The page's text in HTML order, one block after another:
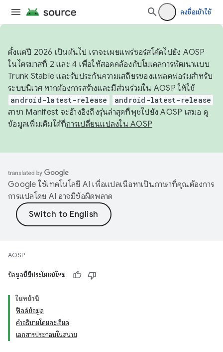
ลงชื่อเข้าใช้
ตั้งแต่ปี 2026 เป็นต้นไป เราจะเผยแพร่ซอร์สโค้ดไปยัง AOSP
ในไตรมาสที่ 2 และ 4 เพื่อให้สอดคล้องกับโมเดลการพัฒนาแบบ
Trunk Stable และรับประกันความเสถียรของแพลตฟอร์มสำหรับ
ระบบนิเวศ หากต้องการสร้างและมีส่วนร่วมใน AOSP ให้ใช้
android-latest-release android-latest-release
สาขา Manifest จะอ้างอิงถึงรุ่นล่าสุดที่พุชไปยัง AOSP เสมอ ดู
ข้อมูลเพิ่มเติมได้ที่การเปลี่ยนแปลงใน AOSP
Google ใช้เทคโนโลยี AI เพื่อแปลเนื้อหาเป็นภาษาที่คุณต้องการ
การแปลโดย AI อาจมีข้อผิดพลาด
AOSP
ข้อมูลนี้มีประโยชน์ไหม
ในหน้านี้
ฟิลด์ข้อมูล
คำอธิบายโดยละเอียด
เอกสารประกอบในสนาม